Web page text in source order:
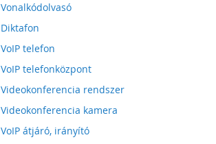
Vonalkódolvasó
Diktafon
VoIP telefon
VoIP telefonközpont
Videokonferencia rendszer
Videokonferencia kamera
VoIP átjáró, irányító